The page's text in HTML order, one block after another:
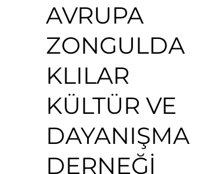
AVRUPA
ZONGULDA
KLILAR
KÜLTÜR VE
DAYANIŞMA
DERNEĞİ